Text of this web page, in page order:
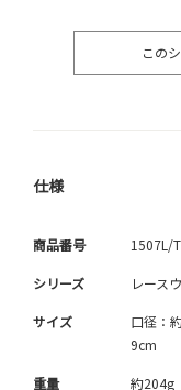
この
仕様
商品番号 1507L/
シリーズ レース
サイズ
口径：
9cm
重量 約204g